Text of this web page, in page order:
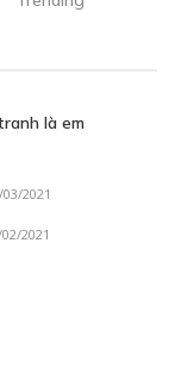
là em
2021
2021